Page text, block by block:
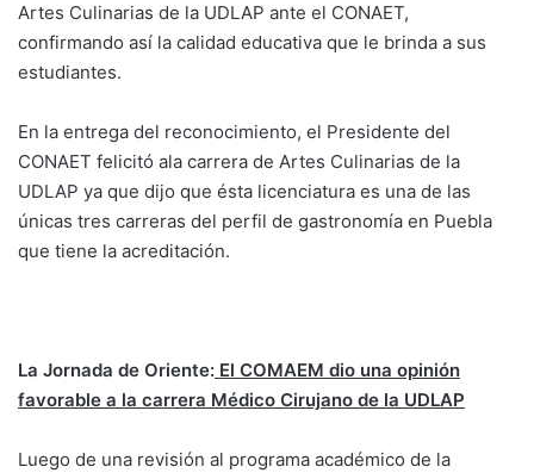
Artes Culinarias de la UDLAP ante el CONAET,
confirmando así la calidad educativa que le brinda a sus
estudiantes.
En la entrega del reconocimiento, el Presidente del
CONAET felicitó ala carrera de Artes Culinarias de la
UDLAP ya que dijo que ésta licenciatura es una de las
únicas tres carreras del perfil de gastronomía en Puebla
que tiene la acreditación.
La Jornada de Oriente: El COMAEM dio una opinión
favorable a la carrera Médico Cirujano de la UDLAP
Luego de una revisión al programa académico de la